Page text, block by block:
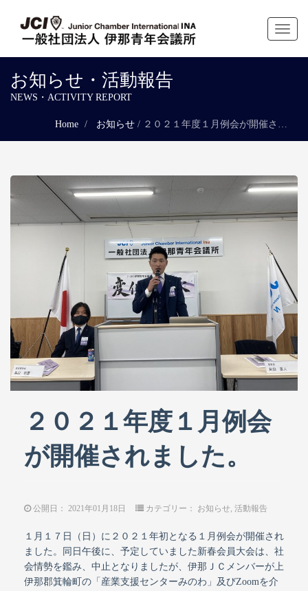
Toggle
お知らせ・活動報告
NEWS・ACTIVITY REPORT
Home お知らせ / ２０２１年度１月例会が開催されました。
２０２１年度１月例会
が開催されました。
公開日： 2021年01月18日 カテゴリー： お知らせ, 活動報告
１月１７日（日）に２０２１年初となる１月例会が開催され
ました。同日午後に、予定していました新春会員大会は、社
会情勢を鑑み、中止となりましたが、伊那ＪＣメンバーが上
伊那郡箕輪町の「産業支援センターみのわ」及びZoomを介